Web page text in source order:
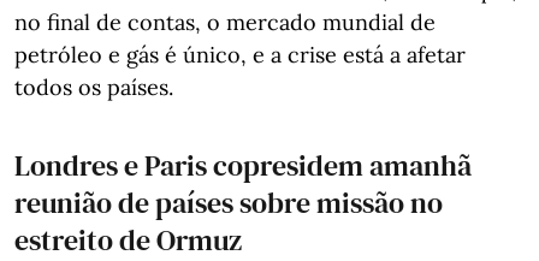
no final de contas, o mercado mundial de
petróleo e gás é único, e a crise está a afetar
todos os países.
Londres e Paris copresidem amanhã
reunião de países sobre missão no
estreito de Ormuz